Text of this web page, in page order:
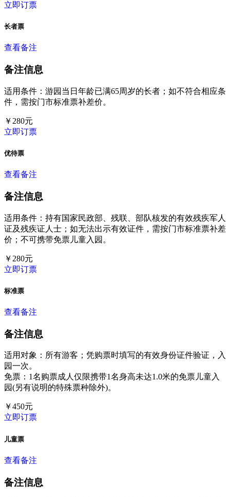
立即订票
长者票
查看备注
备注信息
适用条件：游园当日年龄已满65周岁的长者；如不符合相应条
件，需按门市标准票补差价。
￥ 280元
立即订票
优待票
查看备注
备注信息
适用条件：持有国家民政部、残联、部队核发的有效残疾军人
证及残疾证人士；如无法出示有效证件，需按门市标准票补差
价；不可携带免票儿童入园。
￥ 280元
立即订票
标准票
查看备注
备注信息
适用对象：所有游客；凭购票时填写的有效身份证件验证，入
园一次。
免票：1名购票成人仅限携带1名身高未达1.0米的免票儿童入
园(另有说明的特殊票种除外)。
￥450元
立即订票
儿童票
查看备注
备注信息